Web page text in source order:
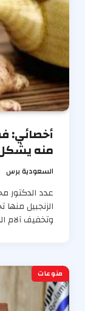
أخصائي:
منه
السعودية برس
عدد الدكتور
الزنجبيل منها
وتخفيف آلام
منوعات